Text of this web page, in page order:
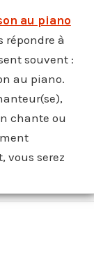
au piano
répondre à
souvent :
au piano.
chante ou
vous serez